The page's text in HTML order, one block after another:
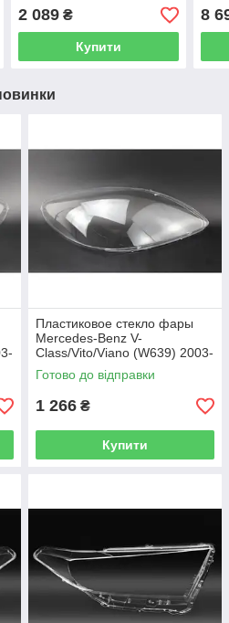
2 089₴
Купити
8
Пластиковое стекло фары
Mercedes-Benz V-
Class/Vito/Viano (W639) 2003-
2010 правое (пассажирское)
Готово до відправки
1 266 ₴
Купити